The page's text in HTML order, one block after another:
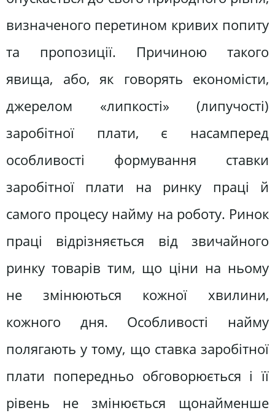
визначеного перетином кривих попиту
та пропозиції. Причиною такого
явища, або, як говорять економісти,
джерелом «липкості» (липучості)
заробітної плати, є насамперед
особливості формування ставки
заробітної плати на ринку праці й
самого процесу найму на роботу. Ринок
праці відрізняється від звичайного
ринку товарів тим, що ціни на ньому
не змінюються кожної хвилини,
кожного дня. Особливості найму
полягають у тому, що ставка заробітної
плати попередньо обговорюється і її
рівень не змінюється щонайменше